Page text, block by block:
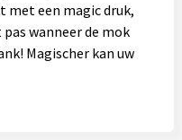
met een magic druk,
wanneer de mok
Magischer kan uw